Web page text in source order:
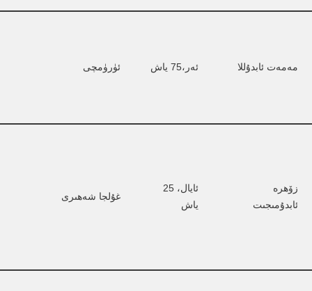
مەمەت ئابدۇللا ئەر،75 ياش ئۈرۈمچى
زۆھرە
ئابدۇمىجىت
ياش
غۇلجا شەھىرى